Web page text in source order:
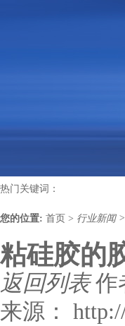
热门关键词：
您的位置: 首页 > 行业新闻 >
粘硅胶的
返回列表作
来源：